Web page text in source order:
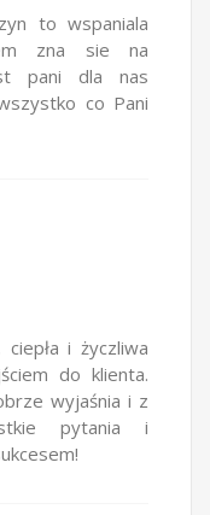
to wspaniala
zna sie na
pani dla nas
co Pani
i życzliwa
do klienta.
wyjaśnia i z
pytania i